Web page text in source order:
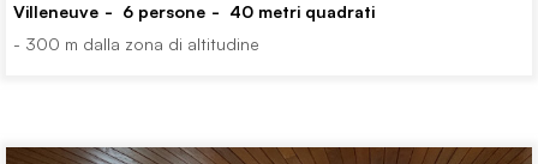
Villeneuve 6 persone 40 metri quadrati
- 300 m dalla zona di altitudine